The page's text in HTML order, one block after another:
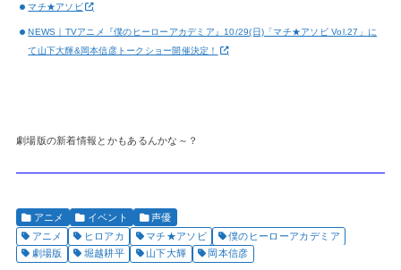
マチ★アソビ
NEWS｜TVアニメ『僕のヒーローアカデミア』10/29(日)「マチ★アソビ Vol.27」に
て山下大輝&岡本信彦トークショー開催決定！
劇場版の新着情報とかもあるんかな～？
アニメ イベント
声優
アニメ
ヒロアカ マチ★アソビ
僕のヒーローアカデミア
劇場版
堀越耕平 山下大輝 岡本信彦